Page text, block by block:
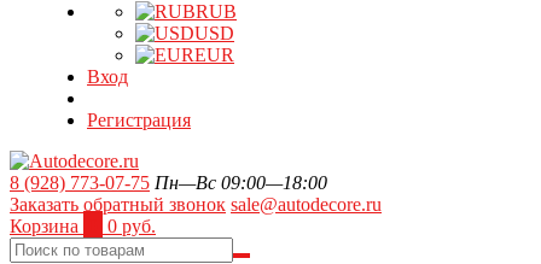
RUB
USD
EUR
Вход
Регистрация
8 (928) 773-07-75 Пн—Вс 09:00—18:00
Заказать обратный звонок sale@autodecore.ru
Корзина
0 руб.